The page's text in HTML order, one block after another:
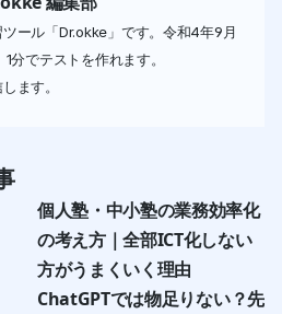
ール「Dr.okke」です。令和4年9月
分でテストを作れます。
ます。
個人塾・中小塾の業務効率化
の考え方｜全部ICT化しない
方がうまくいく理由
ChatGPTでは物足りない？先